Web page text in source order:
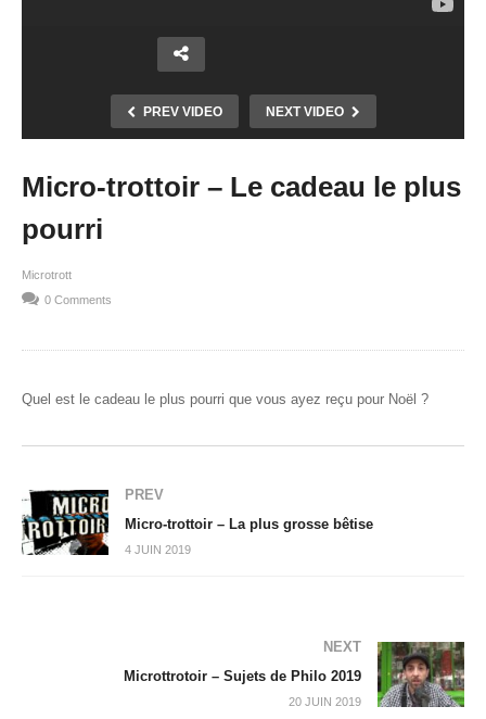
PREV VIDEO NEXT VIDEO
Micro-trottoir – Le cadeau le plus
pourri
Microtrott
0 Comments
Quel est le cadeau le plus pourri que vous ayez reçu pour Noël ?
PREV
Micro-trottoir – La plus grosse bêtise
4 JUIN 2019
NEXT
Microttrotoir – Sujets de Philo 2019
20 JUIN 2019